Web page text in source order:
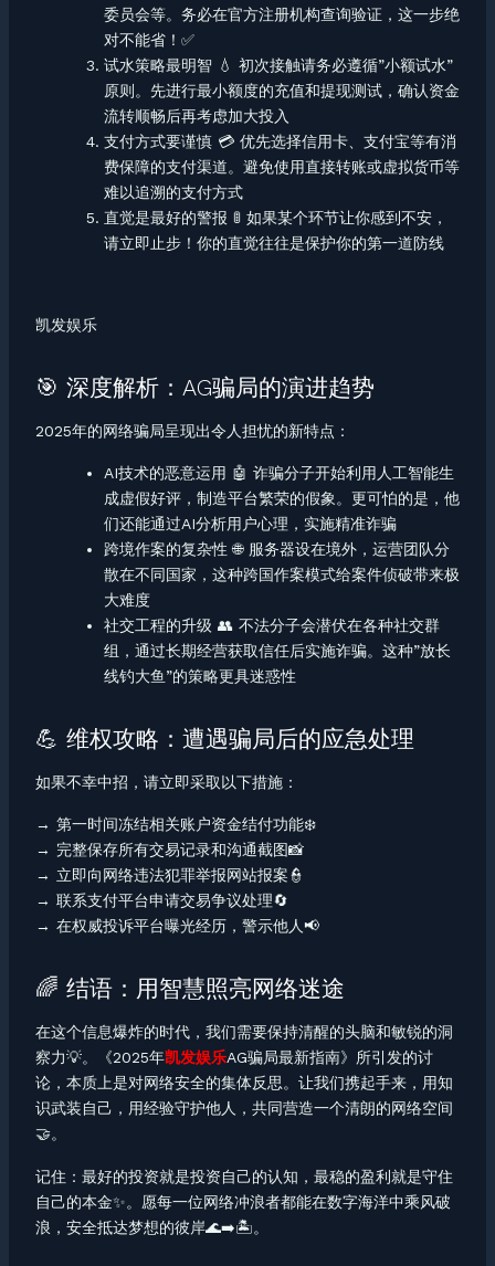
委员会等。务必在官方注册机构查询验证，这一步绝
对不能省！✅
试水策略最明智 💧 初次接触请务必遵循”小额试水”
原则。先进行最小额度的充值和提现测试，确认资金
流转顺畅后再考虑加大投入
支付方式要谨慎 💳 优先选择信用卡、支付宝等有消
费保障的支付渠道。避免使用直接转账或虚拟货币等
难以追溯的支付方式
直觉是最好的警报 🚦 如果某个环节让你感到不安，
请立即止步！你的直觉往往是保护你的第一道防线
凯发娱乐
🎯 深度解析：AG骗局的演进趋势
2025年的网络骗局呈现出令人担忧的新特点：
AI技术的恶意运用 🤖 诈骗分子开始利用人工智能生
成虚假好评，制造平台繁荣的假象。更可怕的是，他
们还能通过AI分析用户心理，实施精准诈骗
跨境作案的复杂性 🌐 服务器设在境外，运营团队分
散在不同国家，这种跨国作案模式给案件侦破带来极
大难度
社交工程的升级 👥 不法分子会潜伏在各种社交群
组，通过长期经营获取信任后实施诈骗。这种”放长
线钓大鱼”的策略更具迷惑性
💪 维权攻略：遭遇骗局后的应急处理
如果不幸中招，请立即采取以下措施：
→ 第一时间冻结相关账户资金结付功能❄️
→ 完整保存所有交易记录和沟通截图📸
→ 立即向网络违法犯罪举报网站报案👮
→ 联系支付平台申请交易争议处理🔄
→ 在权威投诉平台曝光经历，警示他人📢
🌈 结语：用智慧照亮网络迷途
在这个信息爆炸的时代，我们需要保持清醒的头脑和敏锐的洞
察力💡。《2025年凯发娱乐AG骗局最新指南》所引发的讨
论，本质上是对网络安全的集体反思。让我们携起手来，用知
识武装自己，用经验守护他人，共同营造一个清朗的网络空间
🤝。
记住：最好的投资就是投资自己的认知，最稳的盈利就是守住
自己的本金✨。愿每一位网络冲浪者都能在数字海洋中乘风破
浪，安全抵达梦想的彼岸🌊➡️🏝️。